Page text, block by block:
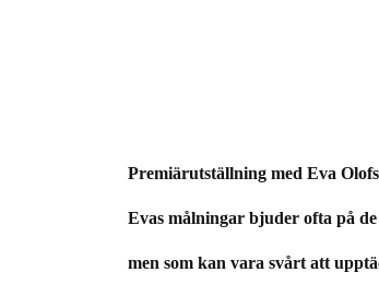
Premiärutställning med Eva
Evas målningar bjuder ofta på
men som kan vara svårt att